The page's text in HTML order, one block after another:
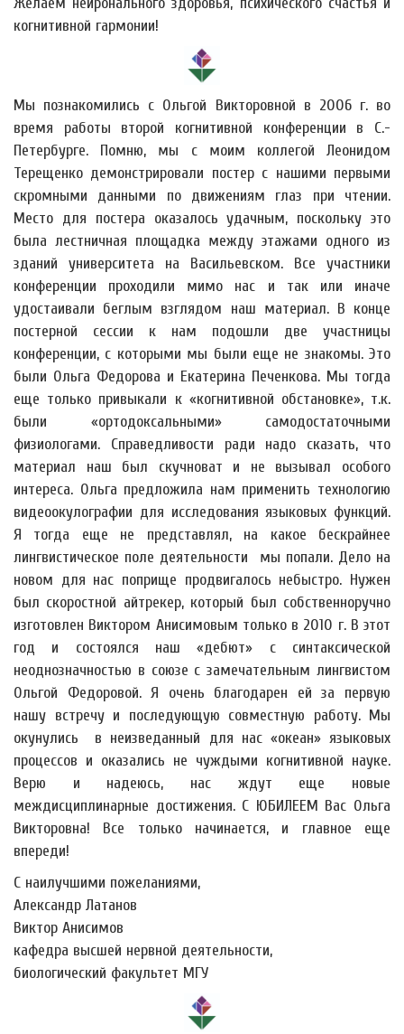
когнитивной гармонии!
Мы познакомились с Ольгой Викторовной в 2006 г. во
время работы второй когнитивной конференции в С.-
Петербурге. Помню, мы с моим коллегой Леонидом
Терещенко демонстрировали постер с нашими первыми
скромными данными по движениям глаз при чтении.
Место для постера оказалось удачным, поскольку это
была лестничная площадка между этажами одного из
зданий университета на Васильевском. Все участники
конференции проходили мимо нас и так или иначе
удостаивали беглым взглядом наш материал. В конце
постерной сессии к нам подошли две участницы
конференции, с которыми мы были еще не знакомы. Это
были Ольга Федорова и Екатерина Печенкова. Мы тогда
еще только привыкали к «когнитивной обстановке», т.к.
были «ортодоксальными» самодостаточными
физиологами. Справедливости ради надо сказать, что
материал наш был скучноват и не вызывал особого
интереса. Ольга предложила нам применить технологию
видеоокулографии для исследования языковых функций.
Я тогда еще не представлял, на какое бескрайнее
лингвистическое поле деятельности мы попали. Дело на
новом для нас поприще продвигалось небыстро. Нужен
был скоростной айтрекер, который был собственноручно
изготовлен Виктором Анисимовым только в 2010 г. В этот
год и состоялся наш «дебют» с синтаксической
неоднозначностью в союзе с замечательным лингвистом
Ольгой Федоровой. Я очень благодарен ей за первую
нашу встречу и последующую совместную работу. Мы
окунулись в неизведанный для нас «океан» языковых
процессов и оказались не чуждыми когнитивной науке.
Верю и надеюсь, нас ждут еще новые
междисциплинарные достижения. С ЮБИЛЕЕМ Вас Ольга
Викторовна! Все только начинается, и главное еще
впереди!
С наилучшими пожеланиями,
Александр Латанов
Виктор Анисимов
кафедра высшей нервной деятельности,
биологический факультет МГУ